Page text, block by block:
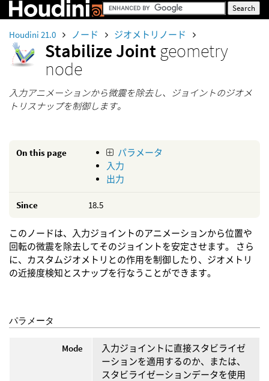
Houdini 21.0 ノード ジオメトリノード
Stabilize Joint geometry
node
入力アニメーションから微震を除去し、ジョイントのジオメ
トリスナップを制御します。
On this page
パラメータ
入力
出力
Since 18.5
このノードは、入力ジョイントのアニメーションから位置や
回転の微震を除去してそのジョイントを安定させます。 さら
に、カスタムジオメトリとの作用を制御したり、ジオメトリ
の近接度検知とスナップを行なうことができます。
パラメータ
Mode
入力ジョイントに直接スタビライゼ
ーションを適用するのか、または、
スタビライゼーションデータを使用